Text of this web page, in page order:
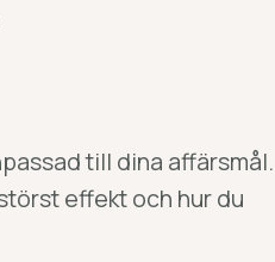
till dina affärsmål.
effekt och hur du